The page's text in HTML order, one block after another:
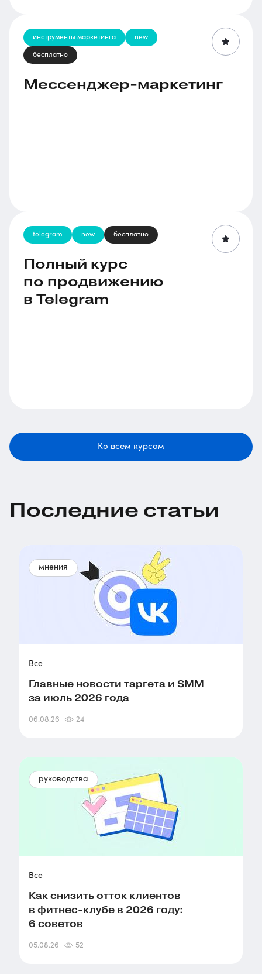
инструменты маркетинга
new
бесплатно
Мессенджер-маркетинг
telegram new бесплатно
Полный курс
по продвижению
в Telegram
Ко всем курсам
Последние статьи
мнения
Все
Главные новости таргета и SMM
за июль 2026 года
06.08.26 24
руководства
Все
Как снизить отток клиентов
в фитнес-клубе в 2026 году:
6 советов
05.08.26 52